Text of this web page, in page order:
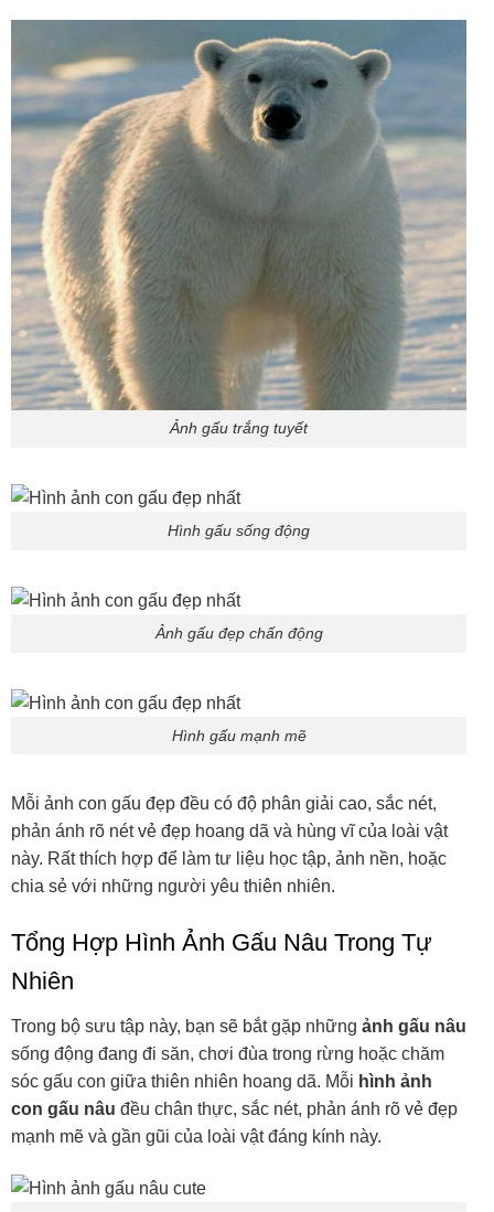
Ảnh gấu trắng tuyết
Hình gấu sống động
Ảnh gấu đẹp chấn động
Hình gấu mạnh mẽ
Mỗi ảnh con gấu đẹp đều có độ phân giải cao, sắc nét,
phản ánh rõ nét vẻ đẹp hoang dã và hùng vĩ của loài vật
này. Rất thích hợp để làm tư liệu học tập, ảnh nền, hoặc
chia sẻ với những người yêu thiên nhiên.
Tổng Hợp Hình Ảnh Gấu Nâu Trong Tự
Nhiên
Trong bộ sưu tập này, bạn sẽ bắt gặp những ảnh gấu nâu
sống động đang đi săn, chơi đùa trong rừng hoặc chăm
sóc gấu con giữa thiên nhiên hoang dã. Mỗi hình ảnh
con gấu nâu đều chân thực, sắc nét, phản ánh rõ vẻ đẹp
mạnh mẽ và gần gũi của loài vật đáng kính này.